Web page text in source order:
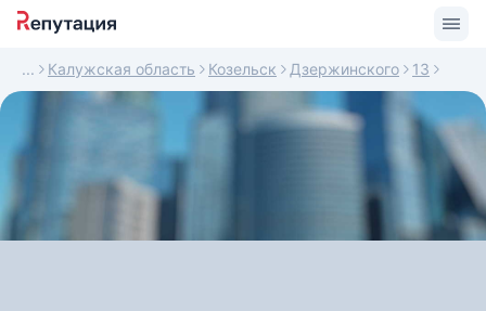
Калужская область Козельск Дзержинского 13